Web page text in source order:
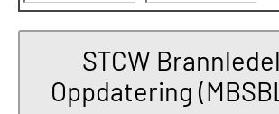
STCW
Oppdatering